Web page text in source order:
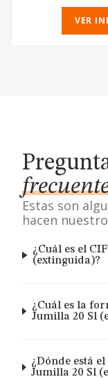
VER
Estas son
hacen
¿Cuál es el
(extinguida)?
¿Cuál es la
Jumilla 20 Sl
¿Dónde está
Jumilla 20 Sl